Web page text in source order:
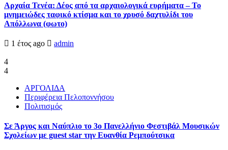
Αρχαία Τενέα: Δέος από τα αρχαιολογικά ευρήματα – Το
μνημειώδες ταφικό κτίσμα και το χρυσό δαχτυλίδι του
Απόλλωνα (φωτο)
1 έτος ago admin
4
4
ΑΡΓΟΛΙΔΑ
Περιφέρεια Πελοποννήσου
Πολιτισμός
Σε Άργος και Ναύπλιο το 3ο Πανελλήνιο Φεστιβάλ Μουσικών
Σχολείων με guest star την Ευανθία Ρεμπούτσικα